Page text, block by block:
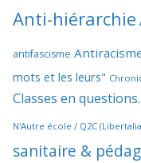
Anti-hiérarchie
antifascisme
mots et les leurs"
Classes en
N'Autre école / Q2C
sanitaire &